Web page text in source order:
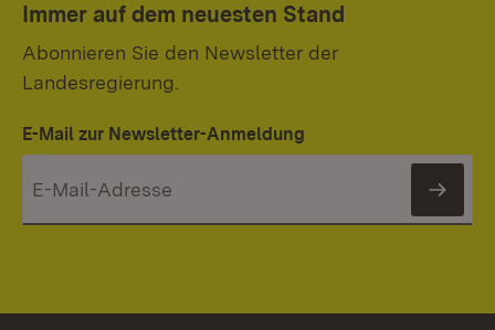
Immer auf dem neuesten Stand
Abonnieren Sie den Newsletter der
Landesregierung.
E-Mail zur Newsletter-Anmeldung